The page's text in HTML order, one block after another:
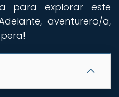
a para explorar este
aventurero/a,